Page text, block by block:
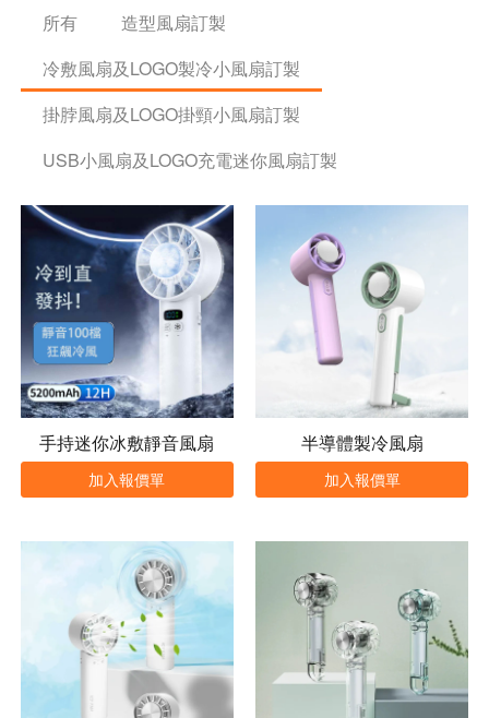
所有
造型風扇訂製
冷敷風扇及LOGO製冷小風扇訂製
掛脖風扇及LOGO掛頸小風扇訂製
USB小風扇及LOGO充電迷你風扇訂製
手持迷你冰敷靜音風扇
加入報價單
半導體製冷風扇
加入報價單